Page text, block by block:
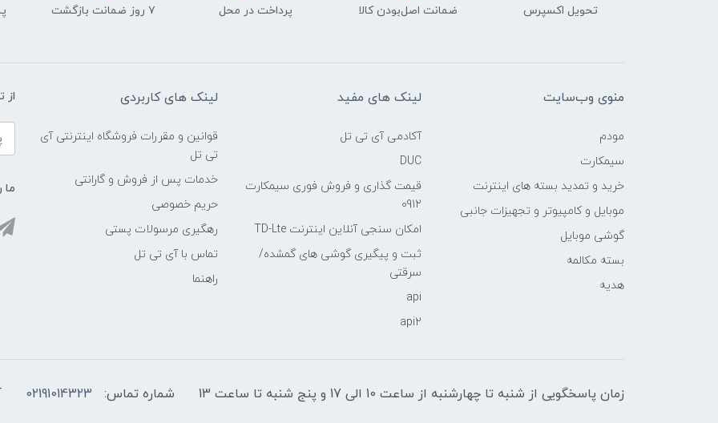
تحویل اکسپرس ضمانت اصل‌بودن کالا پرداخت در محل ۷ روز ضمانت بازگشت
منوی وب‌سایت
مودم
سیمکارت
خرید و تمدید بسته های اینترنت
موبایل و کامپیوتر و تجهیزات جانبی
گوشی موبایل
بسته مکالمه
هدیه
لینک های مفید
آکادمی آی تی تل
DUC
قیمت گذاری و فروش فوری سیمکارت
0912
امکان سنجی آنلاین اینترنت TD-Lte
ثبت و پیگیری گوشی های گمشده/
سرقتی
api
api2
لینک های کاربردی
قوانین و مقررات فروشگاه اینترنتی آی
تی تل
خدمات پس از فروش و گارانتی
حریم خصوصی
رهگیری مرسولات پستی
تماس با آی تی تل
راهنما
از
ما
زمان پاسخگویی از شنبه تا چهارشنبه از ساعت 10 الی 17 و پنج شنبه تا ساعت 13 شماره تماس: 02191014323